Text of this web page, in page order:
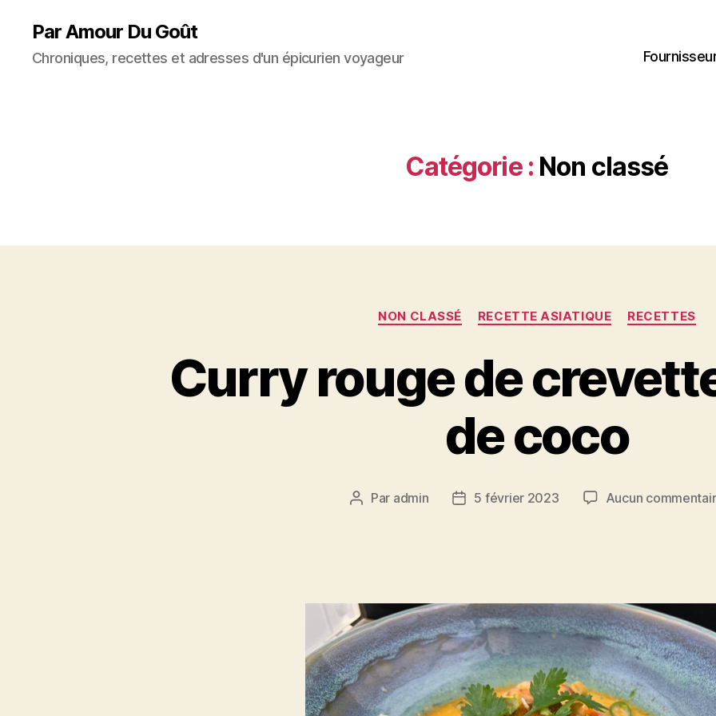
Par Amour Du Goût
Chroniques, recettes et adresses d'un épicurien voyageur
Catégorie : Non classé
Catégories
NON CLASSÉ RECETTE ASIATIQUE RECETTES
Curry rouge de
de coco
Auteur
Par admin
Date5 février 2023 Aucun